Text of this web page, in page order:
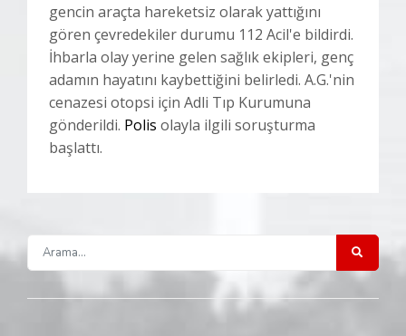
gencin araçta hareketsiz olarak yattığını
gören çevredekiler durumu 112 Acil'e bildirdi.
İhbarla olay yerine gelen sağlık ekipleri, genç
adamın hayatını kaybettiğini belirledi. A.G.'nin
cenazesi otopsi için Adli Tıp Kurumuna
gönderildi. Polis olayla ilgili soruşturma
başlattı.